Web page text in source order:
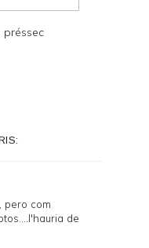
pero com
de